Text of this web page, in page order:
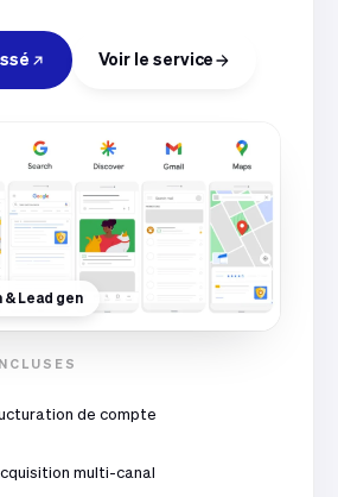
Voir le service
Lead gen
de compte
multi-canal